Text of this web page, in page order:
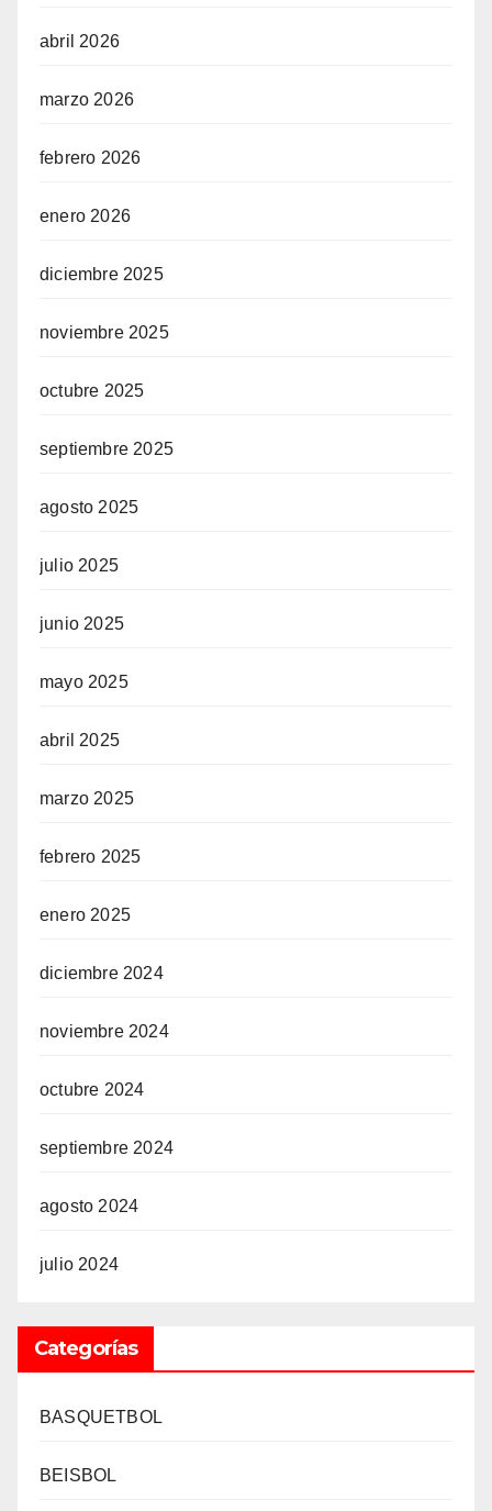
abril 2026
marzo 2026
febrero 2026
enero 2026
diciembre 2025
noviembre 2025
octubre 2025
septiembre 2025
agosto 2025
julio 2025
junio 2025
mayo 2025
abril 2025
marzo 2025
febrero 2025
enero 2025
diciembre 2024
noviembre 2024
octubre 2024
septiembre 2024
agosto 2024
julio 2024
Categorías
BASQUETBOL
BEISBOL